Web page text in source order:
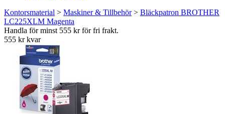
Kontorsmaterial > Maskiner & Tillbehör> Bläckpatron BROTHER
LC225XLM Magenta
Handla för minst 555 kr för fri frakt.
555 kr kvar